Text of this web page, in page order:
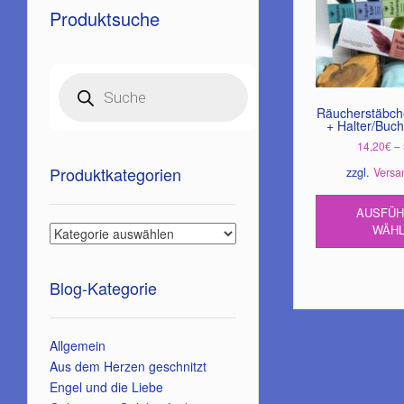
+ Halter/
14,20€–
zzgl.
Produktsuche
search
Produktkategorien
Blog-Kategorie
Allgemein
Aus dem Herzen geschnitzt
Engel und die Liebe